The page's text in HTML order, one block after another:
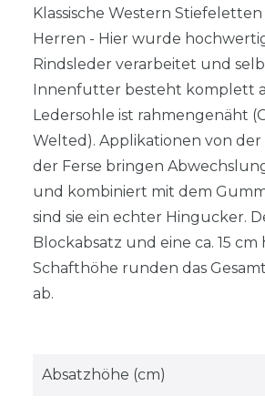
Klassische Western
Herren - Hier wurde
Rindsleder verarbeitet und
Innenfutter besteht komplett
Ledersohle ist rahmengenäht
Welted). Applikationen von der
der Ferse bringen
und kombiniert mit dem
sind sie ein echter Hingucker.
Blockabsatz und eine ca. 15 cm
Schafthöhe runden das
ab.
Absatzhöhe (cm)